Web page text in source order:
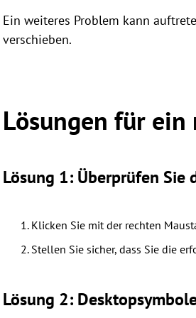
Ein weiteres Problem kann
verschieben.
Lösungen für
Lösung 1: Überprüfen Sie
Klicken Sie mit der rechten
Stellen Sie sicher, dass Sie die
Lösung 2: